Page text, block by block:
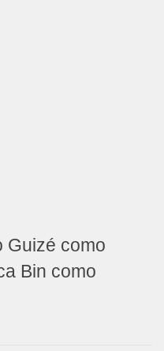
Guizé como
Bin como